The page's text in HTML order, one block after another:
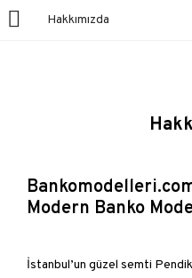
HakkımızdaGIRIŞ YAPMAK
Modern Banko
İstanbul’un güzel semti